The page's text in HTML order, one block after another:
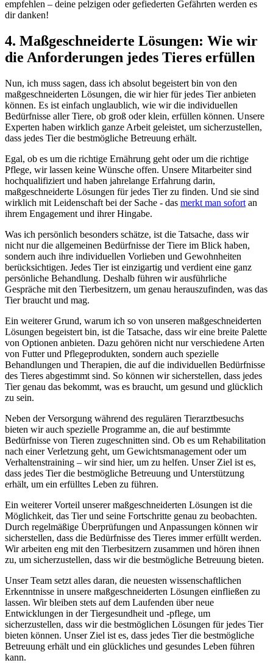
empfehlen – ⁣deine pelzigen oder gefiederten Gefährten werden es
dir danken!
4. Maßgeschneiderte Lösungen: Wie wir
die⁣ Anforderungen jedes Tieres erfüllen
Nun, ich muss sagen, dass ich absolut begeistert bin von den
maßgeschneiderten Lösungen, die wir‍ hier für⁣ jedes Tier anbieten
können. Es ist einfach unglaublich, wie wir die individuellen
Bedürfnisse aller Tiere, ob groß oder klein, erfüllen können. Unsere
Experten haben wirklich ganze Arbeit ‌geleistet, um⁤ sicherzustellen,
dass jedes Tier die bestmögliche Betreuung erhält.
Egal, ob​ es um⁣ die richtige Ernährung geht oder⁤ um die richtige
Pflege, wir lassen keine Wünsche offen. Unsere Mitarbeiter sind
⁤hochqualifiziert und haben jahrelange Erfahrung darin,
maßgeschneiderte Lösungen für jedes Tier zu ⁣finden. Und sie ‍sind
wirklich mit Leidenschaft bei der Sache -​ das merkt man sofort an
ihrem Engagement und ihrer Hingabe.
Was ich persönlich besonders schätze, ist ‍die Tatsache, ‍dass⁣ wir
nicht nur die allgemeinen Bedürfnisse⁤ der Tiere im Blick haben,
sondern auch ihre individuellen Vorlieben‌ und Gewohnheiten
berücksichtigen. Jedes Tier ist einzigartig und verdient eine ganz
persönliche Behandlung.‌ Deshalb führen wir ausführliche
Gespräche mit den⁤ Tierbesitzern, um genau herauszufinden, was‌ das
Tier​ braucht und mag.
Ein weiterer​ Grund, warum ich so von unseren maßgeschneiderten
Lösungen begeistert bin, ​ist die Tatsache, dass wir eine breite Palette
⁢von Optionen anbieten. Dazu gehören nicht nur verschiedene Arten
von‍ Futter und Pflegeprodukten, sondern auch spezielle
Behandlungen und Therapien, die auf die individuellen Bedürfnisse
des‍ Tieres abgestimmt sind. So können wir sicherstellen, dass jedes
Tier ​genau das ‌bekommt, was es braucht,‌ um gesund und glücklich
zu sein.
Neben der Versorgung während des regulären​ Tierarztbesuchs
bieten wir auch spezielle Programme an, die auf bestimmte
Bedürfnisse von Tieren zugeschnitten sind. Ob es um ⁢Rehabilitation
nach einer⁤ Verletzung geht, um Gewichtsmanagement oder um
Verhaltenstraining – wir⁢ sind ⁤hier, um zu helfen. Unser Ziel ist ⁣es,
dass jedes Tier die bestmögliche Betreuung und Unterstützung
erhält, um ein erfülltes Leben zu führen.
Ein weiterer ​Vorteil unserer maßgeschneiderten Lösungen ist die
Möglichkeit, ⁤das Tier und seine‍ Fortschritte genau zu beobachten.
Durch regelmäßige Überprüfungen ‍und Anpassungen können wir
sicherstellen, dass die Bedürfnisse des Tieres immer erfüllt werden.
Wir arbeiten eng mit den Tierbesitzern zusammen und hören ihnen
zu, um sicherzustellen, dass wir die bestmögliche Betreuung bieten.
Unser Team setzt‌ alles daran, die⁢ neuesten wissenschaftlichen
Erkenntnisse in unsere maßgeschneiderten Lösungen einfließen zu
lassen.⁣ Wir bleiben stets auf dem Laufenden über neue
Entwicklungen in der Tiergesundheit⁢ und -pflege, um
sicherzustellen, dass ⁤wir die bestmöglichen Lösungen für jedes Tier
bieten ⁤können. Unser Ziel ist‌ es, dass jedes Tier die bestmögliche ​
Betreuung ⁢erhält und ein glückliches ​und ⁢gesundes Leben führen
kann.